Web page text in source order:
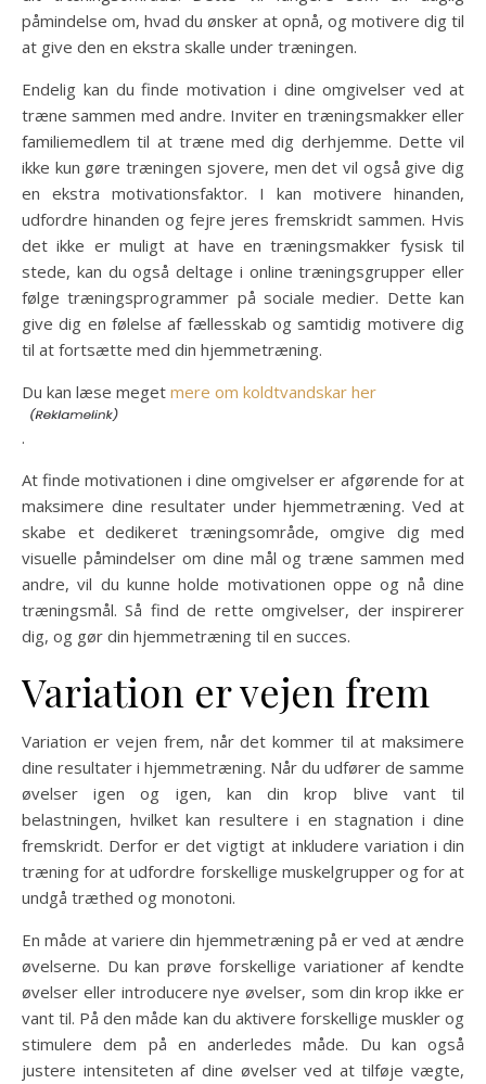
påmindelse om, hvad du ønsker at opnå, og motivere dig til
at give den en ekstra skalle under træningen.
Endelig kan du finde motivation i dine omgivelser ved at
træne sammen med andre. Inviter en træningsmakker eller
familiemedlem til at træne med dig derhjemme. Dette vil
ikke kun gøre træningen sjovere, men det vil også give dig
en ekstra motivationsfaktor. I kan motivere hinanden,
udfordre hinanden og fejre jeres fremskridt sammen. Hvis
det ikke er muligt at have en træningsmakker fysisk til
stede, kan du også deltage i online træningsgrupper eller
følge træningsprogrammer på sociale medier. Dette kan
give dig en følelse af fællesskab og samtidig motivere dig
til at fortsætte med din hjemmetræning.
Du kan læse meget mere om koldtvandskar her
.
At finde motivationen i dine omgivelser er afgørende for at
maksimere dine resultater under hjemmetræning. Ved at
skabe et dedikeret træningsområde, omgive dig med
visuelle påmindelser om dine mål og træne sammen med
andre, vil du kunne holde motivationen oppe og nå dine
træningsmål. Så find de rette omgivelser, der inspirerer
dig, og gør din hjemmetræning til en succes.
Variation er vejen frem
Variation er vejen frem, når det kommer til at maksimere
dine resultater i hjemmetræning. Når du udfører de samme
øvelser igen og igen, kan din krop blive vant til
belastningen, hvilket kan resultere i en stagnation i dine
fremskridt. Derfor er det vigtigt at inkludere variation i din
træning for at udfordre forskellige muskelgrupper og for at
undgå træthed og monotoni.
En måde at variere din hjemmetræning på er ved at ændre
øvelserne. Du kan prøve forskellige variationer af kendte
øvelser eller introducere nye øvelser, som din krop ikke er
vant til. På den måde kan du aktivere forskellige muskler og
stimulere dem på en anderledes måde. Du kan også
justere intensiteten af dine øvelser ved at tilføje vægte,